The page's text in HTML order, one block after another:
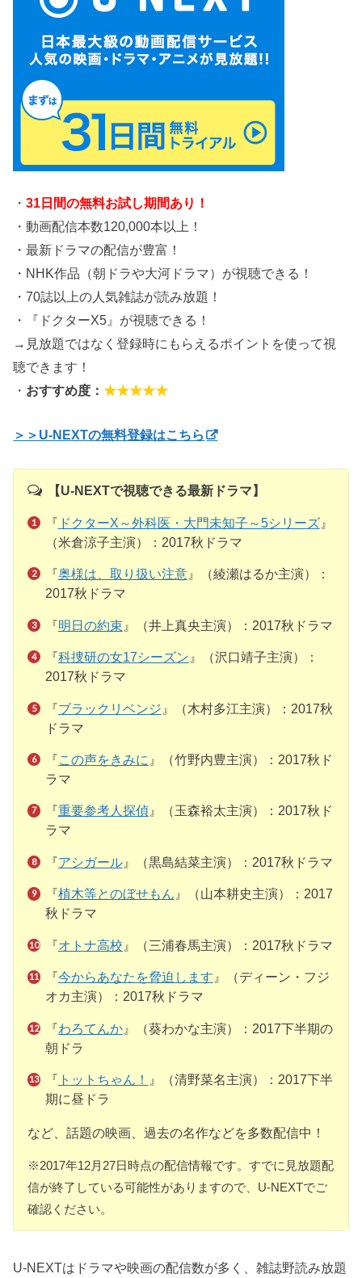
・31日間の無料お試し期間あり！
・動画配信本数120,000本以上！
・最新ドラマの配信が豊富！
・NHK作品（朝ドラや大河ドラマ）が視聴できる！
・70誌以上の人気雑誌が読み放題！
・『ドクターX5』が視聴できる！
→見放題ではなく登録時にもらえるポイントを使って視
聴できます！
・ おすすめ度：★★★★★
＞＞U-NEXTの無料登録はこちら
【U-NEXTで視聴できる最新ドラマ】
『 ドクターX～外科医・大門未知子～5シリーズ』
（米倉涼子主演）：2017秋ドラマ
『奥様は、取り扱い注意』（綾瀬はるか主演）：
2017秋ドラマ
『明日の約束 』（井上真央主演）：2017秋ドラマ
『科捜研の女17シーズン 』（沢口靖子主演）：
2017秋ドラマ
『ブラックリベンジ 』（木村多江主演）：2017秋
ドラマ
『この声をきみに 』（竹野内豊主演）：2017秋ド
ラマ
『 重要参考人探偵』（玉森裕太主演）：2017秋ド
ラマ
『アシガール』（黒島結菜主演）：2017秋ドラマ
『植木等とのぼせもん』（山本耕史主演）：2017
秋ドラマ
『オトナ高校 』（三浦春馬主演）：2017秋ドラマ
『今からあなたを脅迫します』（ディーン・フジ
オカ主演）：2017秋ドラマ
『わろてんか』（葵わかな主演）：2017下半期の
朝ドラ
『 トットちゃん！
』（清野菜名主演）：2017下半
期に昼ドラ
など、話題の映画、過去の名作などを多数配信中！
※2017年12月27日時点の配信情報です。すでに見放題配
信が終了している可能性がありますので、U-NEXTでご
確認ください。
U-NEXTはドラマや映画の配信数が多く、雑誌野読み放題